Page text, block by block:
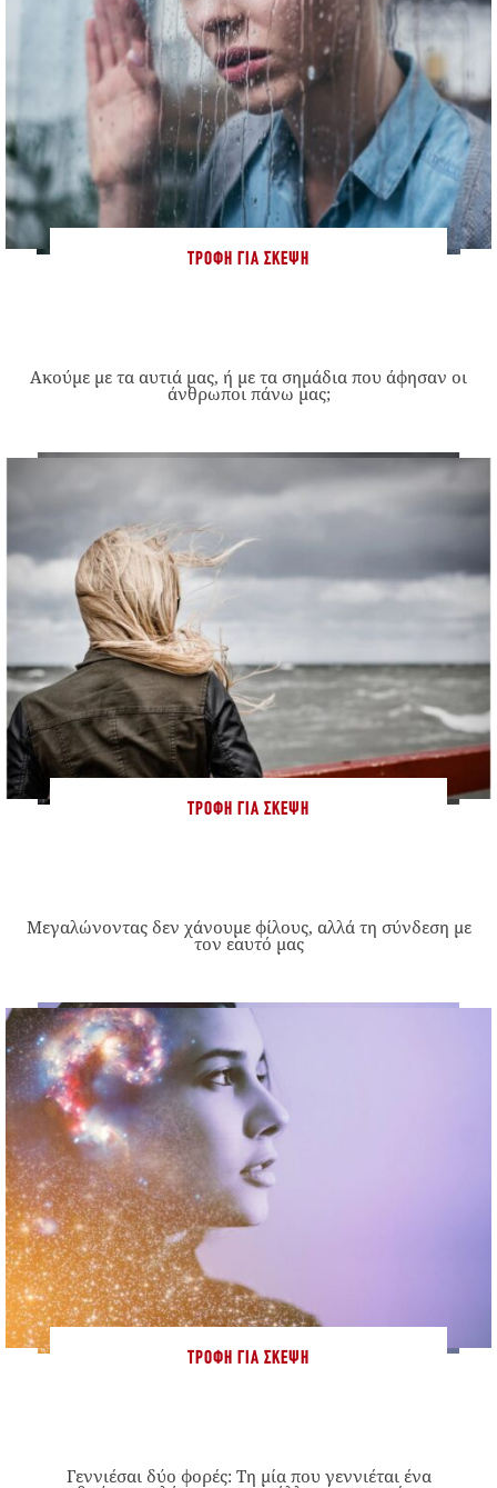
ΤΡΟΦΉ ΓΙΑ ΣΚΈΨΗ
Ακούμε με τα αυτιά μας, ή με τα σημάδια που άφησαν οι
άνθρωποι πάνω μας;
ΤΡΟΦΉ ΓΙΑ ΣΚΈΨΗ
Μεγαλώνοντας δεν χάνουμε φίλους, αλλά τη σύνδεση με
τον εαυτό μας
ΤΡΟΦΉ ΓΙΑ ΣΚΈΨΗ
Γεννιέσαι δύο φορές: Tη μία που γεννιέται ένα